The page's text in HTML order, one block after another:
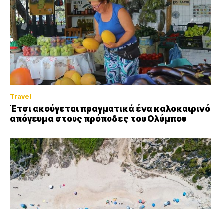
Travel
Έτσι ακούγεται πραγματικά ένα καλοκαιρινό
απόγευμα στους πρόποδες του Ολύμπου